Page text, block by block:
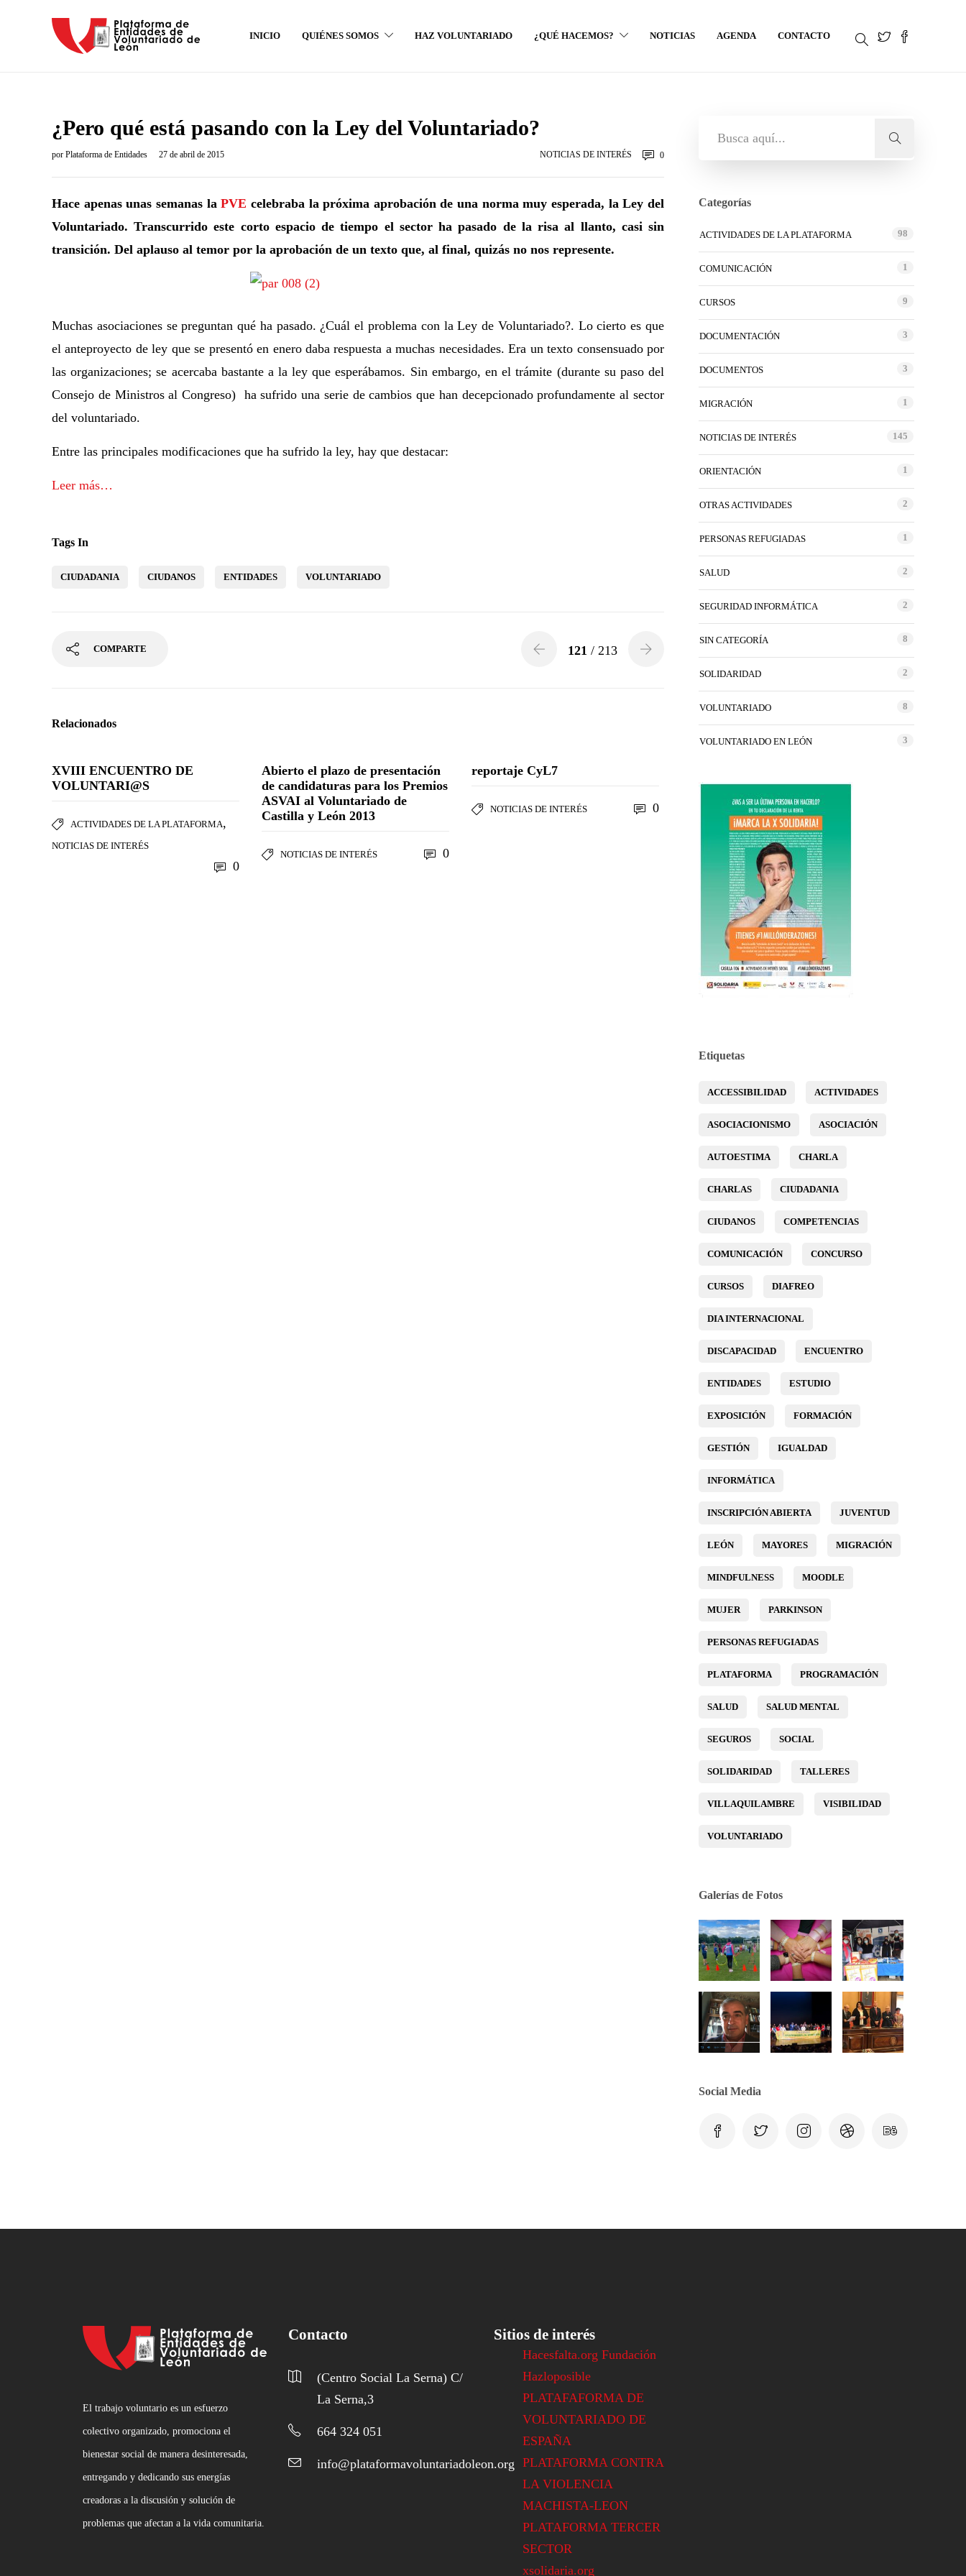
INICIO QUIÉNES SOMOS HAZ VOLUNTARIADO ¿QUÉ HACEMOS? NOTICIAS AGENDA CONTACTO
¿Pero qué está pasando con la Ley del Voluntariado?
por Plataforma de Entidades 27 de abril de 2015 NOTICIAS DE INTERÉS 0
Hace apenas unas semanas laPVE celebraba la próxima aprobación de una norma muy esperada, la Ley del
Voluntariado. Transcurrido este corto espacio de tiempo el sector ha pasado de la risa al llanto, casi sin
transición. Del aplauso al temor por la aprobación de un texto que, al final, quizás no nos represente.
Muchas asociaciones se preguntan qué ha pasado. ¿Cuál el problema con la Ley de Voluntariado?. Lo cierto es que
el anteproyecto de ley que se presentó en enero daba respuesta a muchas necesidades. Era un texto consensuado por
las organizaciones; se acercaba bastante a la ley que esperábamos. Sin embargo, en el trámite (durante su paso del
Consejo de Ministros al Congreso) ha sufrido una serie de cambios que han decepcionado profundamente al sector
del voluntariado.
Entre las principales modificaciones que ha sufrido la ley, hay que destacar:
Leer más…
Tags In
CIUDADANIA CIUDANOS ENTIDADES VOLUNTARIADO
COMPARTE 121 / 213
Relacionados
XVIII ENCUENTRO DE
VOLUNTARI@S
ACTIVIDADES DE LA PLATAFORMA,
NOTICIAS DE INTERÉS
0
Abierto el plazo de presentación
de candidaturas para los Premios
ASVAI al Voluntariado de
Castilla y León 2013
NOTICIAS DE INTERÉS 0
reportaje CyL7
NOTICIAS DE INTERÉS 0
Categorías
ACTIVIDADES DE LA PLATAFORMA 98
COMUNICACIÓN 1
CURSOS 9
DOCUMENTACIÓN 3
DOCUMENTOS 3
MIGRACIÓN 1
NOTICIAS DE INTERÉS 145
ORIENTACIÓN 1
OTRAS ACTIVIDADES 2
PERSONAS REFUGIADAS 1
SALUD 2
SEGURIDAD INFORMÁTICA 2
SIN CATEGORÍA 8
SOLIDARIDAD 2
VOLUNTARIADO 8
VOLUNTARIADO EN LEÓN 3
Etiquetas
ACCESSIBILIDAD ACTIVIDADES
ASOCIACIONISMO ASOCIACIÓN
AUTOESTIMA CHARLA
CHARLAS CIUDADANIA
CIUDANOS COMPETENCIAS
COMUNICACIÓN CONCURSO
CURSOS DIAFREO
DIA INTERNACIONAL
DISCAPACIDAD ENCUENTRO
ENTIDADES ESTUDIO
EXPOSICIÓN FORMACIÓN
GESTIÓN IGUALDAD
INFORMÁTICA
INSCRIPCIÓN ABIERTA JUVENTUD
LEÓN MAYORES MIGRACIÓN
MINDFULNESS MOODLE
MUJER PARKINSON
PERSONAS REFUGIADAS
PLATAFORMA PROGRAMACIÓN
SALUD SALUD MENTAL
SEGUROS SOCIAL
SOLIDARIDAD TALLERES
VILLAQUILAMBRE VISIBILIDAD
VOLUNTARIADO
Galerías de Fotos
Social Media
El trabajo voluntario es un esfuerzo
colectivo organizado, promociona el
bienestar social de manera desinteresada,
entregando y dedicando sus energías
creadoras a la discusión y solución de
problemas que afectan a la vida comunitaria.
Contacto
(Centro Social La Serna) C/
La Serna,3
664 324 051
info@plataformavoluntariadoleon.org
Sitios de interés
Hacesfalta.org Fundación
Hazloposible
PLATAFAFORMA DE
VOLUNTARIADO DE
ESPAÑA
PLATAFORMA CONTRA
LA VIOLENCIA
MACHISTA-LEON
PLATAFORMA TERCER
SECTOR
xsolidaria.org